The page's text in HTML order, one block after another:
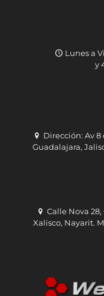
Lunes a
y
Dirección: Av
Guadalajara,
Calle Nova
Xalisco, Nayarit.